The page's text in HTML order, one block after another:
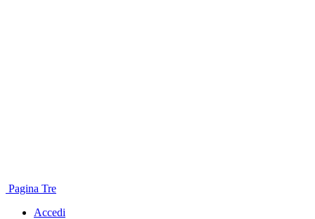
Pagina Tre
Accedi